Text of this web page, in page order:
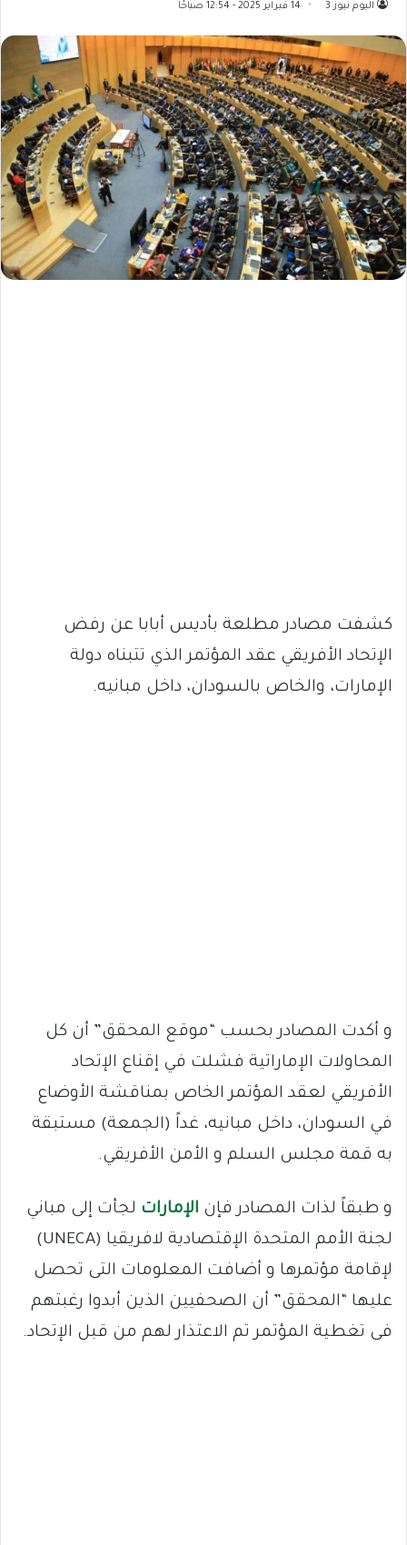
اليوم نيوز 3 14 فبراير 2025 - 12:54 صباحًا
كشفت مصادر مطلعة بأديس أبابا عن رفض
الإتحاد الأفريقي عقد المؤتمر الذي تتبناه دولة
الإمارات، والخاص بالسودان، داخل مبانيه.
و أكدت المصادر بحسب “موقع المحقق” أن كل
المحاولات الإماراتية فشلت في إقناع الإتحاد
الأفريقي لعقد المؤتمر الخاص بمناقشة الأوضاع
في السودان، داخل مبانيه، غداً (الجمعة) مستبقة
به قمة مجلس السلم و الأمن الأفريقي.
و طبقاً لذات المصادر فإن الإمارات لجأت إلى مباني
لجنة الأمم المتحدة الإقتصادية لافريقيا (UNECA)
لإقامة مؤتمرها و أضافت المعلومات التى تحصل
عليها “المحقق” أن الصحفيين الذين أبدوا رغبتهم
فى تغطية المؤتمر تم الاعتذار لهم من قبل الإتحاد.